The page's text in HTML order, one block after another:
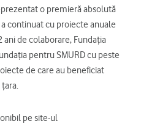
o premieră absolută
continuat cu proiecte anuale
ani de colaborare, Fundația
pentru SMURD cu peste
de care au beneficiat
pe site-ul